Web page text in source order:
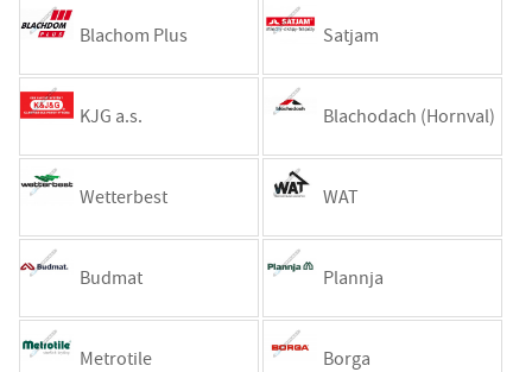
Blachom Plus Satjam
KJG a.s. Blachodach (Hornval)
Wetterbest WAT
Budmat Plannja
Metrotile Borga